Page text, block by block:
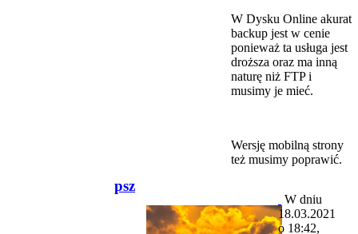
W Dysku Online akurat
backup jest w cenie
ponieważ ta usługa jest
droższa oraz ma inną
naturę niż FTP i
musimy je mieć.
Wersję mobilną strony
też musimy poprawić.
psz
W dniu
18.03.2021
o 18:42,